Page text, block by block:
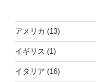
アメリカ (13)
イギリス (1)
イタリア (16)